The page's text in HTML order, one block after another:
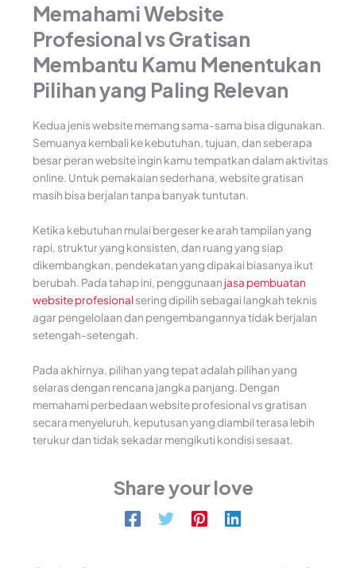
Memahami Website
Profesional vs Gratisan
Membantu Kamu Menentukan
Pilihan yang Paling Relevan
Kedua jenis website memang sama-sama bisa digunakan.
Semuanya kembali ke kebutuhan, tujuan, dan seberapa
besar peran website ingin kamu tempatkan dalam aktivitas
online. Untuk pemakaian sederhana, website gratisan
masih bisa berjalan tanpa banyak tuntutan.
Ketika kebutuhan mulai bergeser ke arah tampilan yang
rapi, struktur yang konsisten, dan ruang yang siap
dikembangkan, pendekatan yang dipakai biasanya ikut
berubah. Pada tahap ini, penggunaan jasa pembuatan
website profesional sering dipilih sebagai langkah teknis
agar pengelolaan dan pengembangannya tidak berjalan
setengah-setengah.
Pada akhirnya, pilihan yang tepat adalah pilihan yang
selaras dengan rencana jangka panjang. Dengan
memahami perbedaan website profesional vs gratisan
secara menyeluruh, keputusan yang diambil terasa lebih
terukur dan tidak sekadar mengikuti kondisi sesaat.
Share your love